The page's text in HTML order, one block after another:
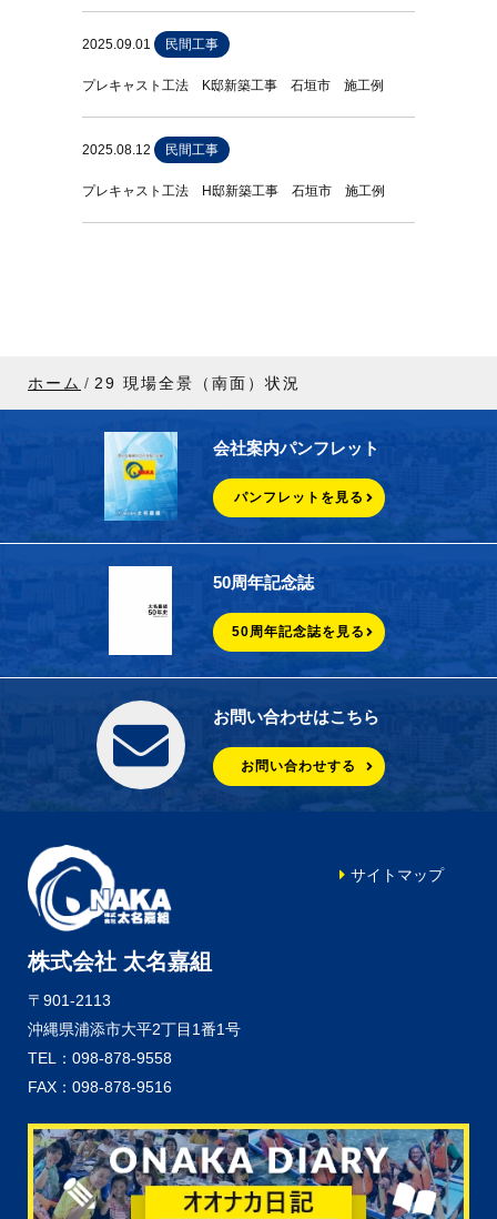
2025.09.01 民間工事
プレキャスト工法 K邸新築工事 石垣市 施工例
2025.08.12 民間工事
プレキャスト工法 H邸新築工事 石垣市 施工例
ホーム 29 現場全景（南面）状況
会社案内パンフレット
パンフレットを見る
50周年記念誌
50周年記念誌を見る
お問い合わせはこちら
お問い合わせする
株式会社 太名嘉組
〒901-2113
沖縄県浦添市大平2丁目1番1号
TEL：098-878-9558
FAX：098-878-9516
サイトマップ